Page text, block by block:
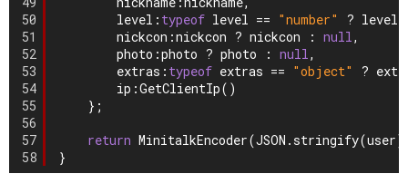
50
51
52
53
54
55
56
57
58
level: typeof level == "number"
? level
nickcon:nickcon ? nickcon : null,
photo:photo ? photo : null,
extras: typeof extras == "object"
?
ip:GetClientIp()
};
return
}